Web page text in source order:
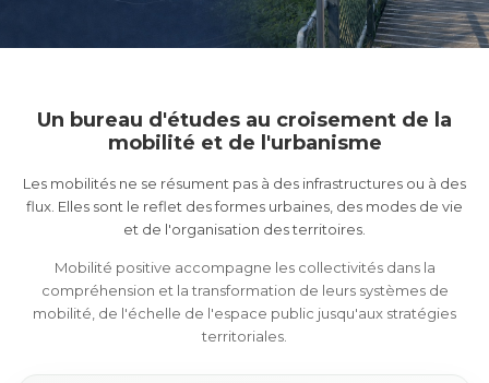
Un bureau d'études au croisement de la
mobilité et de l'urbanisme
Les mobilités ne se résument pas à des infrastructures ou à des
flux. Elles sont le reflet des formes urbaines, des modes de vie
et de l'organisation des territoires.
Mobilité positive accompagne les collectivités dans la
compréhension et la transformation de leurs systèmes de
mobilité, de l'échelle de l'espace public jusqu'aux stratégies
territoriales.